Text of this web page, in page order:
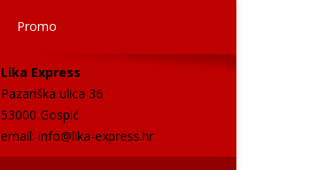
Promo
Lika Express
Pazariška ulica 36
53000 Gospić
email: info@lika-express.hr